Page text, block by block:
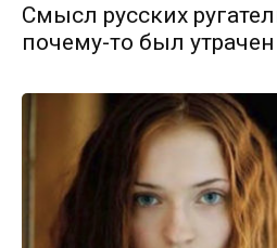
Смысл русских
почему-то был утрачен